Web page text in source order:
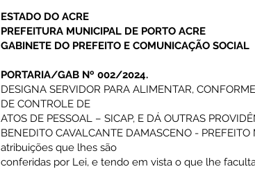
ESTADO DO ACRE
PREFEITURA MUNICIPAL DE PORTO ACRE
GABINETE DO PREFEITO E COMUNICAÇÃO SOCIAL
PORTARIA/GAB Nº 002/2024.
DESIGNA SERVIDOR PARA ALIMENTAR,
DE CONTROLE DE
ATOS DE PESSOAL – SICAP, E DÁ OUTRAS
BENEDITO CAVALCANTE DAMASCENO -
atribuições que lhes são
conferidas por Lei, e tendo em vista o que lhe